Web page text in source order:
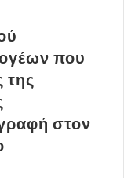
που
της
στον